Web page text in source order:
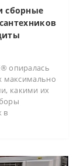
сборные
опиралась
максимально
какими их
в